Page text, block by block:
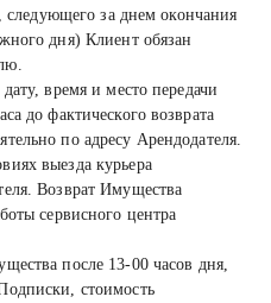
за днем окончания
дня) Клиент обязан
время и место передачи
до фактического возврата
по адресу Арендодателя.
выезда курьера
Возврат Имущества
сервисного центра
после 13-00 часов дня,
стоимость